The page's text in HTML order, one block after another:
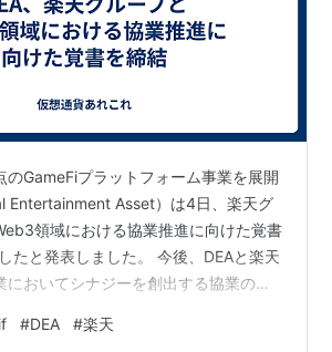
のGameFiプラットフォーム事業を展開
Entertainment Asset）は4日、楽天グ
領域における協業推進に向けた覚書
たと発表しました。 今後、DEAと楽天
においてシナジーを創出する協業の可
めていくということです。新株予約
#DEA #楽天